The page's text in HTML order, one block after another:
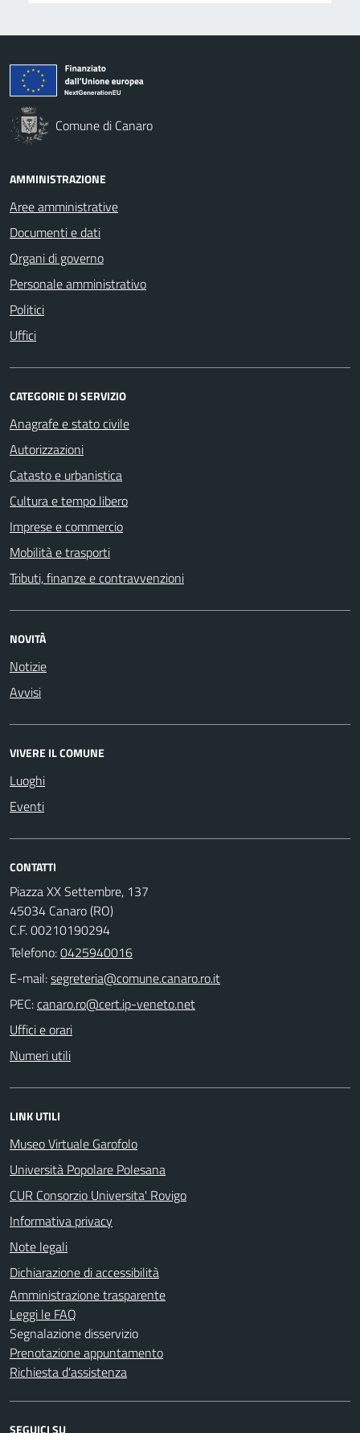
Comune di Canaro
AMMINISTRAZIONE
Aree amministrative
Documenti e dati
Organi di governo
Personale amministrativo
Politici
Uffici
CATEGORIE DI SERVIZIO
Anagrafe e stato civile
Autorizzazioni
Catasto e urbanistica
Cultura e tempo libero
Imprese e commercio
Mobilità e trasporti
Tributi, finanze e contravvenzioni
NOVITÀ
Notizie
Avvisi
VIVERE IL COMUNE
Luoghi
Eventi
CONTATTI
Piazza XX Settembre, 137
45034 Canaro (RO)
C.F. 00210190294
Telefono:0425940016
E-mail:
PEC:
Uffici e orari
Numeri utili
LINK UTILI
Museo Virtuale Garofolo
Università Popolare Polesana
CUR Consorzio Universita' Rovigo
Informativa privacy
Note legali
Dichiarazione di accessibilità
Amministrazione trasparente
Leggi le FAQ
Segnalazione disservizio
Prenotazione appuntamento
Richiesta d'assistenza
SEGUICI SU